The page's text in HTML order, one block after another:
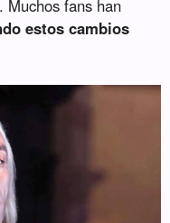
fans han
estos cambios